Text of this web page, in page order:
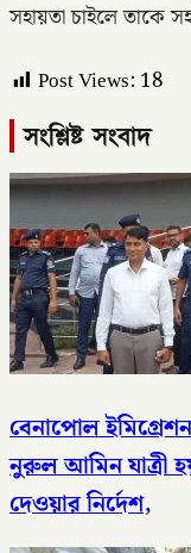
সহায়তা চাইলে তাকে
Post Views: 18
সংশ্লিষ্ট সংবাদ
বেনাপোল
নুরুল আমিন যাত্রী
দেওয়ার নির্দেশ,